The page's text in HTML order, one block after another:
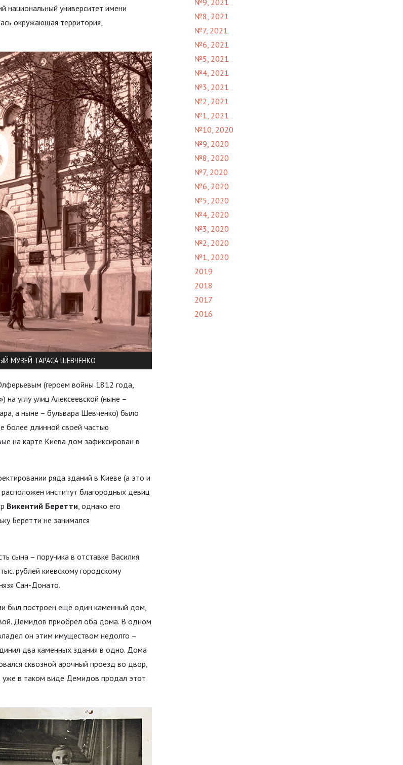
национальный университет имени
окружающая территория,
МУЗЕЙ ТАРАСА ШЕВЧЕНКО
(героем войны 1812 года,
углу улиц Алексеевской (ныне –
а ныне – бульвара Шевченко) было
более длинной своей частью
на карте Киева дом зафиксирован в
ряда зданий в Киеве (а это и
институт благородных девиц
Викентий Беретти , однако его
Беретти не занимался
сына – поручика в отставке Василия
рублей киевскому городскому
Сан-Донато.
был построен ещё один каменный дом,
Демидов приобрёл оба дома. В одном
он этим имуществом недолго –
два каменных здания в одно. Дома
сквозной арочный проезд во двор,
в таком виде Демидов продал этот
№9, 2021
№8, 2021
№7, 2021
№6, 2021
№5, 2021
№4, 2021
№3, 2021
№2, 2021
№1, 2021
№10, 2020
№9, 2020
№8, 2020
№7, 2020
№6, 2020
№5, 2020
№4, 2020
№3, 2020
№2, 2020
№1, 2020
2019
2018
2017
2016